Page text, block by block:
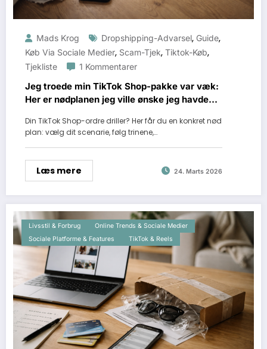
Mads Krog Dropshipping-Advarsel, Guide,
Køb Via Sociale Medier, Scam-Tjek, Tiktok-Køb,
Tjekliste 1 Kommentarer
Jeg troede min TikTok Shop-pakke var væk:
Her er nødplanen jeg ville ønske jeg havde
Din TikTok Shop-ordre driller? Her får du en konkret nød
plan: vælg dit scenarie, følg trinene,…
Læs mere 24. Marts 2026
Livsstil & Forbrug
Online Trends & Sociale Medier
Sociale Platforme & Features
TikTok & Reels